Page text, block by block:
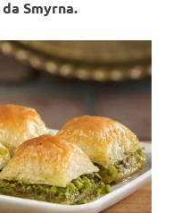
da Smyrna.